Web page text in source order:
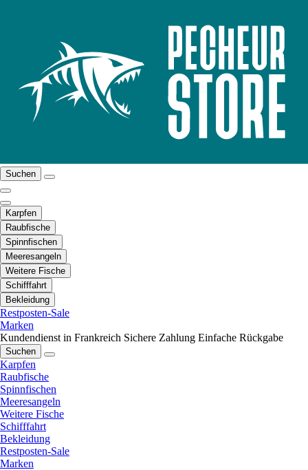
Suchen
Karpfen
Raubfische
Spinnfischen
Meeresangeln
Weitere Fische
Schifffahrt
Bekleidung
Restposten-Sale
Marken
Kundendienst in Frankreich Sichere Zahlung Einfache Rückgabe
Suchen
Karpfen
Raubfische
Spinnfischen
Meeresangeln
Weitere Fische
Schifffahrt
Bekleidung
Restposten-Sale
Marken